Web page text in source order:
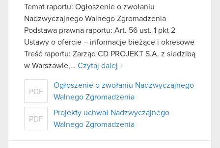
Temat raportu: Ogłoszenie o zwołaniu
Nadzwyczajnego Walnego Zgromadzenia
Podstawa prawna raportu: Art. 56 ust. 1 pkt 2
Ustawy o ofercie – informacje bieżące i okresowe
Treść raportu: Zarząd CD PROJEKT S.A. z siedzibą
w Warszawie,… Czytaj dalej
PDF
Ogłoszenie o zwołaniu Nadzwyczajnego
Walnego Zgromadzenia
PDF
Projekty uchwał Nadzwyczajnego
Walnego Zgromadzenia